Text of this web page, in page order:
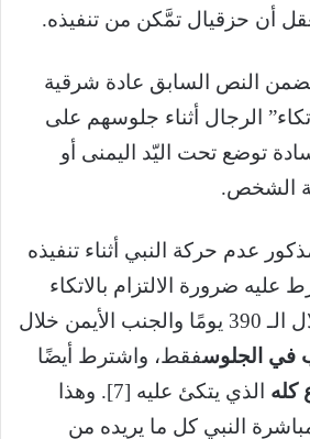
يُعقل أن حزقيال تمَّكن من تنفيذه.
النص السابق عادة شرقية
الرجال أثناء جلوسهم على
توضع تحت اليّد اليمنى أو
الشخص.
عدم حركة النبي أثناء تنفيذه
عليه ضرورة الالتزام بالاتكاء
على جنبه الأيسر خلال الـ 390 يومًا والجنب الأيمن خلال
في الجلوسفقط، واشترط أيضًا
كله
الذي يتكئ عليه [7]. وهذا
النبي كل ما يريده من